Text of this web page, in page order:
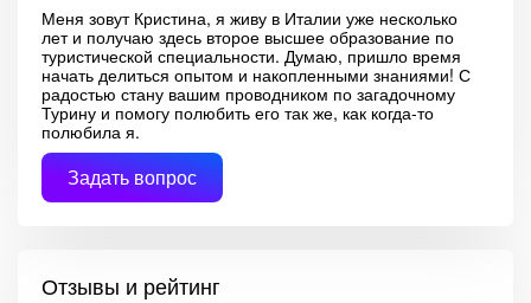
Меня зовут Кристина, я живу в Италии уже несколько
лет и получаю здесь второе высшее образование по
туристической специальности. Думаю, пришло время
начать делиться опытом и накопленными знаниями! С
радостью стану вашим проводником по загадочному
Турину и помогу полюбить его так же, как когда-то
полюбила я.
Задать вопрос
Отзывы и рейтинг